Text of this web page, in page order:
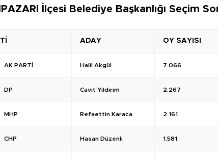
İlçesi Belediye Başkanlığı Seçim
ADAY OY SAYISI
AK PARTİ Halil Akgül 7.066
DP Cavit Yıldırım 2.267
MHP Refaettin Karaca 2.161
CHP Hasan Düzenli 1.581